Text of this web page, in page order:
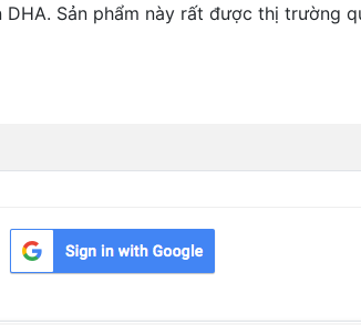
Sản phẩm này rất được thị trường